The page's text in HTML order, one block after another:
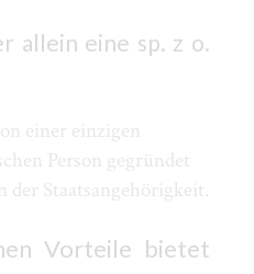
allein eine sp. z o.
einer einzigen
Person gegründet
der Staatsangehörigkeit.
Vorteile bietet